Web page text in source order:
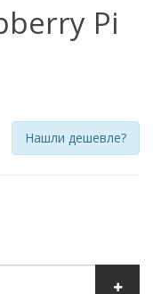
Pi
Нашли дешевле?